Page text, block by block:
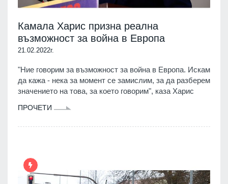
Камала Харис призна реална
възможност за война в Европа
21.02.2022г.
"Ние говорим за възможност за война в Европа. Искам
да кажа - нека за момент се замислим, за да разберем
значението на това, за което говорим", каза Харис
ПРОЧЕТИ